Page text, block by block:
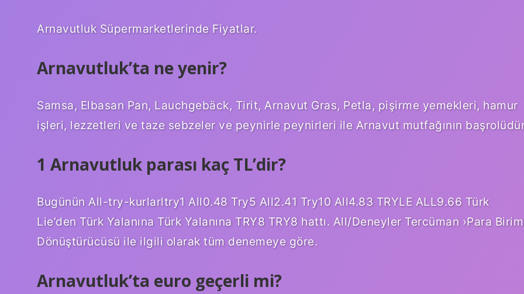
Arnavutluk Süpermarketlerinde Fiyatlar.
Arnavutluk’ta ne yenir?
Samsa, Elbasan Pan, Lauchgebäck, Tirit, Arnavut Gras, Petla, pişirme yemekleri, hamur
işleri, lezzetleri ve taze sebzeler ve peynirle peynirleri ile Arnavut mutfağının
1 Arnavutluk parası kaç TL’dir?
Bugünün All-try-kurlarltry1 All0.48 Try5 All2.41 Try10 All4.83 TRYLE ALL9.66 Türk
Lie’den Türk Yalanına Türk Yalanına TRY8 TRY8 hattı. All/Deneyler Tercüman ›Para
Dönüştürücüsü ile ilgili olarak tüm denemeye göre.
Arnavutluk’ta euro geçerli mi?